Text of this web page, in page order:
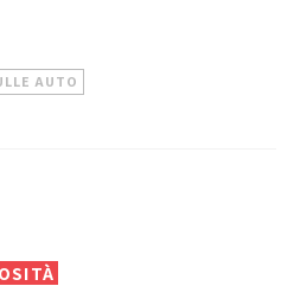
AUTO